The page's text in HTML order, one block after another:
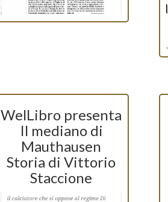
WelLibro presenta
Il mediano di
Mauthausen
Storia di Vittorio
Staccione